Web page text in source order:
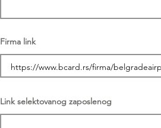
Firma link
Link selektovanog zaposlenog